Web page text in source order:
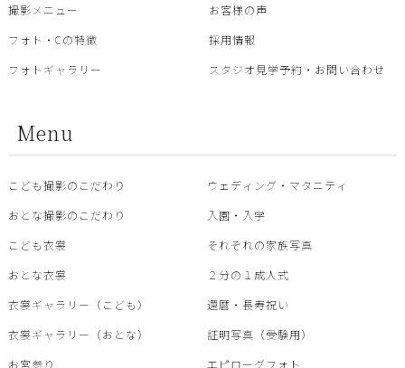
撮影メニュー
フォト・Cの特徴
フォトギャラリー
お客様の声
採用情報
スタジオ見学予約・お問い合わせ
Menu
こども撮影のこだわり
おとな撮影のこだわり
こども衣裳
おとな衣裳
衣裳ギャラリー（こども）
衣裳ギャラリー（おとな）
お宮参り
ウェディング・マタニティ
入園・入学
それぞれの家族写真
２分の１成人式
還暦・⾧寿祝い
証明写真（受験用）
エピローグフォト